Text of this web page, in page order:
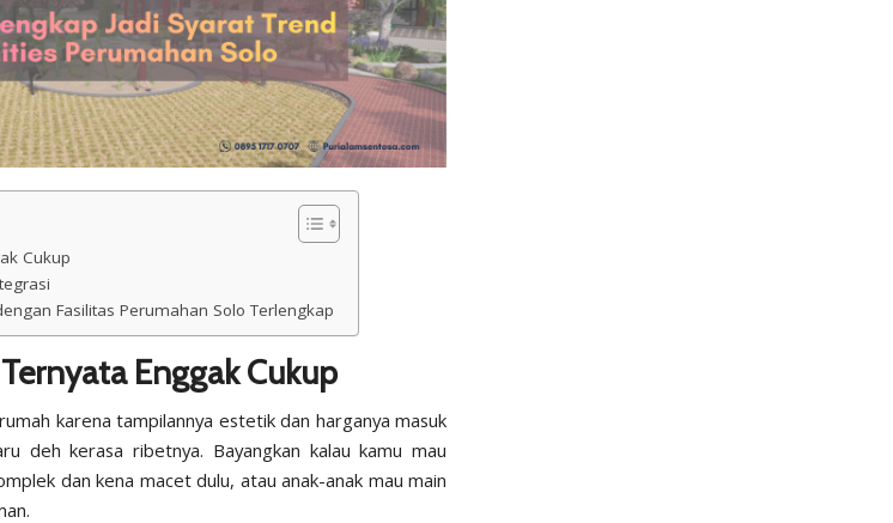
Cukup
Fasilitas Perumahan Solo Terlengkap
Enggak Cukup
karena tampilannya estetik dan harganya masuk
deh kerasa ribetnya. Bayangkan kalau kamu mau
dan kena macet dulu, atau anak-anak mau main